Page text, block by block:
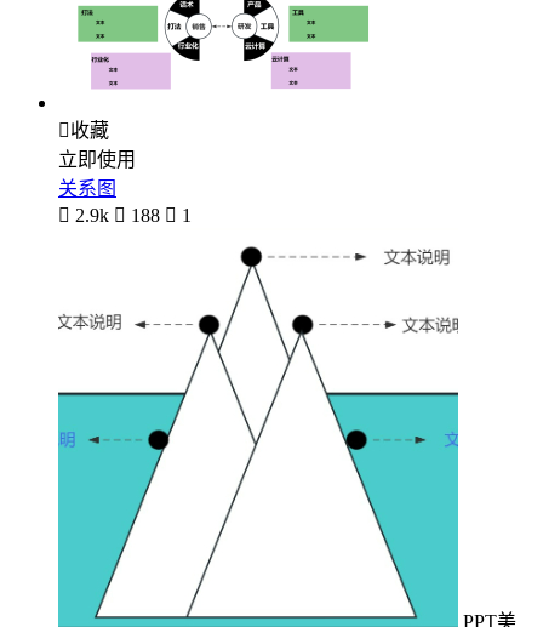
收藏
立即使用
关系图
 2.9k  188  1
PPT美